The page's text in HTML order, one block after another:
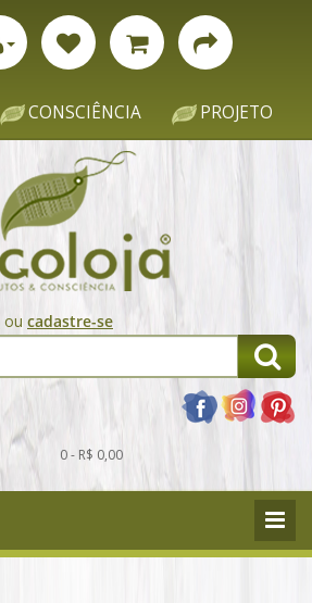
CONSCIÊNCIA PROJETO
ou cadastre-se
0 - R$ 0,00